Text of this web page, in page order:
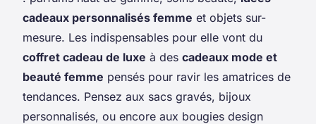
cadeaux personnalisés femme et objets sur-
mesure. Les indispensables pour elle vont du
coffret cadeau de luxe à des cadeaux mode et
beauté femme pensés pour ravir les amatrices de
tendances. Pensez aux sacs gravés, bijoux
personnalisés, ou encore aux bougies design